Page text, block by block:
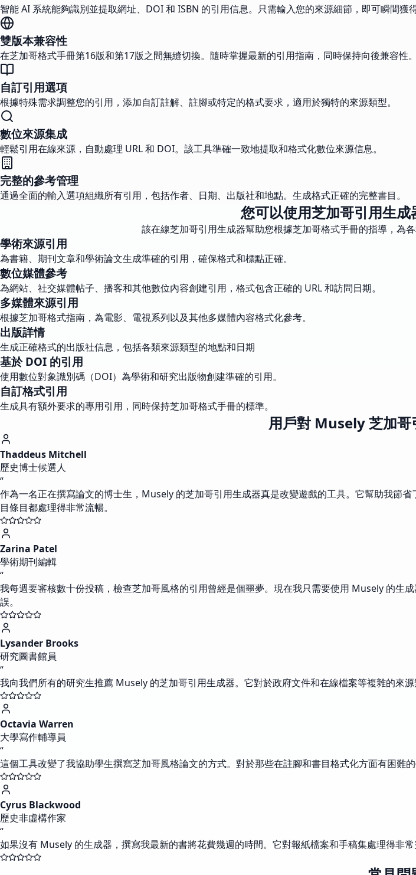
智能 AI 系統能夠識別並提取網址、DOI 和 ISBN 的引用信息。只需輸入您的來源細節，即可瞬間獲
雙版本兼容性
在芝加哥格式手冊第16版和第17版之間無縫切換。隨時掌握最新的引用指南，同時保持向後兼容性。
自訂引用選項
根據特殊需求調整您的引用，添加自訂註解、註腳或特定的格式要求，適用於獨特的來源類型。
數位來源集成
輕鬆引用在線來源，自動處理 URL 和 DOI。該工具準確一致地提取和格式化數位來源信息。
完整的參考管理
通過全面的輸入選項組織所有引用，包括作者、日期、出版社和地點。生成格式正確的完整書目。
您可以使用芝加哥引用生成
該在線芝加哥引用生成器幫助您根據芝加哥格式手冊的指導，為
學術來源引用
為書籍、期刊文章和學術論文生成準確的引用，確保格式和標點正確。
數位媒體參考
為網站、社交媒體帖子、播客和其他數位內容創建引用，格式包含正確的 URL 和訪問日期。
多媒體來源引用
根據芝加哥格式指南，為電影、電視系列以及其他多媒體內容格式化參考。
出版詳情
生成正確格式的出版社信息，包括各類來源類型的地點和日期
基於 DOI 的引用
使用數位對象識別碼（DOI）為學術和研究出版物創建準確的引用。
自訂格式引用
生成具有額外要求的專用引用，同時保持芝加哥格式手冊的標準。
用戶對 Musely 芝加哥
Thaddeus Mitchell
歷史博士候選人
“
作為一名正在撰寫論文的博士生，Musely 的芝加哥引用生成器真是改變遊戲的工具。它幫助我節
目條目都處理得非常流暢。
Zarina Patel
學術期刊編輯
“
我每週要審核數十份投稿，檢查芝加哥風格的引用曾經是個噩夢。現在我只需要使用 Musely 的生
誤。
Lysander Brooks
研究圖書館員
“
我向我們所有的研究生推薦 Musely 的芝加哥引用生成器。它對於政府文件和在線檔案等複雜的來
Octavia Warren
大學寫作輔導員
“
這個工具改變了我協助學生撰寫芝加哥風格論文的方式。對於那些在註腳和書目格式化方面有困難
Cyrus Blackwood
歷史非虛構作家
“
如果沒有 Musely 的生成器，撰寫我最新的書將花費幾週的時間。它對報紙檔案和手稿集處理得非